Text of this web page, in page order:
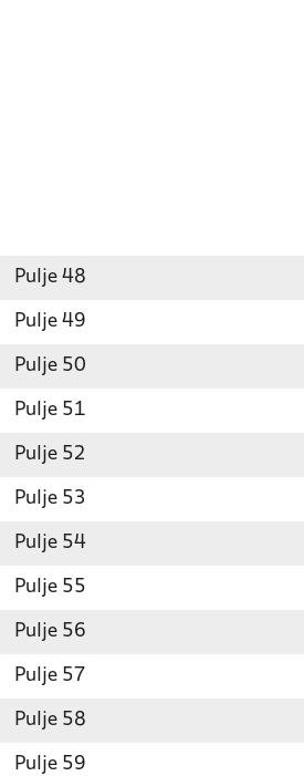
Pulje 48
Pulje 49
Pulje 50
Pulje 51
Pulje 52
Pulje 53
Pulje 54
Pulje 55
Pulje 56
Pulje 57
Pulje 58
Pulje 59